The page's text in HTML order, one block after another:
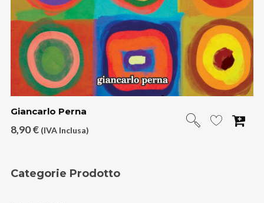
Giancarlo Perna
8,90€ (IVA Inclusa)
Categorie Prodotto